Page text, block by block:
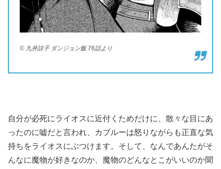
© 九井諒子 ダンジョン飯 76話より
自分が必死にライオスに近付くためだけに、散々な目にあ
ったのに嘘だと言われ、カブルーは怒りながらも正直な気
持ちをライオスにぶつけます。そして、なんであんたがそ
んなに魔物が好きなのか、魔物のどんなとこがいいのか聞